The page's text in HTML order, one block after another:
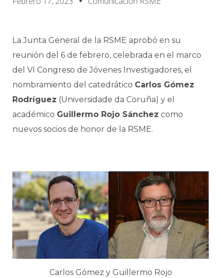
La Junta General de la RSME aprobó en su
reunión del 6 de febrero, celebrada en el marco
del VI Congreso de Jóvenes Investigadores, el
nombramiento del catedrático Carlos Gómez
Rodríguez (Universidade da Coruña) y el
académico Guillermo Rojo Sánchez como
nuevos socios de honor de la RSME.
Carlos Gómez y Guillermo Rojo